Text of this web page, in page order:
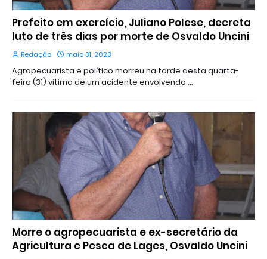
Prefeito em exercício, Juliano Polese, decreta
luto de três dias por morte de Osvaldo Uncini
Redação maio 31, 2023
Agropecuarista e político morreu na tarde desta quarta-
feira (31) vítima de um acidente envolvendo …
Morre o agropecuarista e ex-secretário da
Agricultura e Pesca de Lages, Osvaldo Uncini